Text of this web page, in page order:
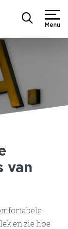
Menu
van
en zie hoe